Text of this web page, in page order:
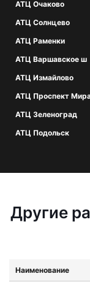
АТЦ Очаково
АТЦ Солнцево
АТЦ Раменки
АТЦ Варшавское ш
АТЦ Измайлово
АТЦ Проспект
АТЦ Зеленоград
АТЦ Подольск
Другие
Наименование